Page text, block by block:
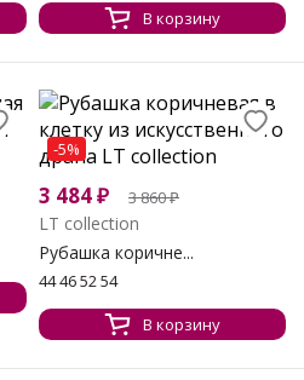
В корзину
-5%
3 484₽ 3 860₽
LT collection
Рубашка коричне...
44 46 52 54
В корзину